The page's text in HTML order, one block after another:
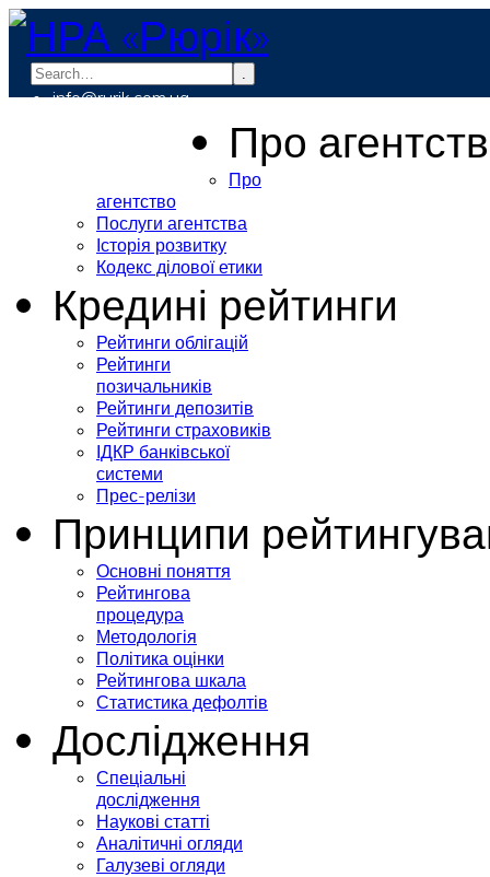
.
info@rurik.com.ua
Про
Про
агентство
Послуги агентства
Історія розвитку
Кодекс ділової етики
Кредині рейтинги
Рейтинги облігацій
Рейтинги
позичальників
Рейтинги депозитів
Рейтинги страховиків
ІДКР банківської
системи
Прес-релізи
Принципи
Основні поняття
Рейтингова
процедура
Методологія
Політика оцінки
Рейтингова шкала
Статистика дефолтів
Дослідження
Спеціальні
дослідження
Наукові статті
Аналітичні огляди
Галузеві огляди